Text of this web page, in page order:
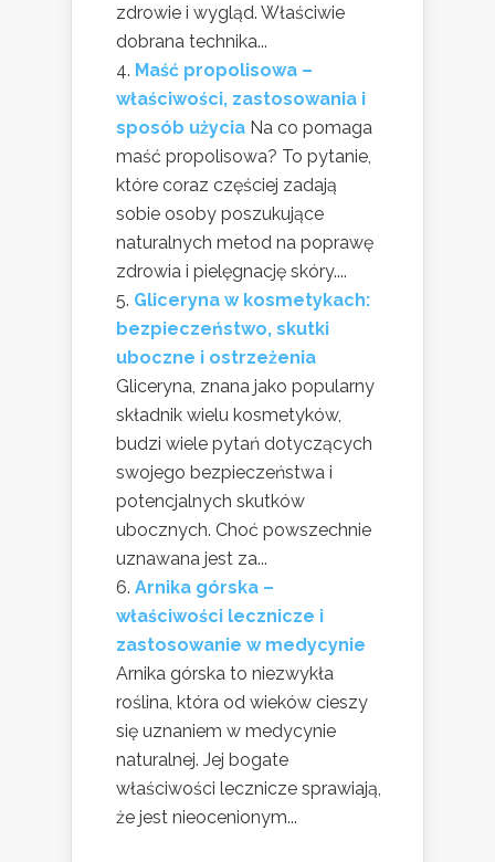
zdrowie i wygląd. Właściwie
dobrana technika...
Maść propolisowa –
właściwości, zastosowania i
sposób użycia Na co pomaga
maść propolisowa? To pytanie,
które coraz częściej zadają
sobie osoby poszukujące
naturalnych metod na poprawę
zdrowia i pielęgnację skóry....
Gliceryna w kosmetykach:
bezpieczeństwo, skutki
uboczne i ostrzeżenia
Gliceryna, znana jako popularny
składnik wielu kosmetyków,
budzi wiele pytań dotyczących
swojego bezpieczeństwa i
potencjalnych skutków
ubocznych. Choć powszechnie
uznawana jest za...
Arnika górska –
właściwości lecznicze i
zastosowanie w medycynie
Arnika górska to niezwykła
roślina, która od wieków cieszy
się uznaniem w medycynie
naturalnej. Jej bogate
właściwości lecznicze sprawiają,
że jest nieocenionym...